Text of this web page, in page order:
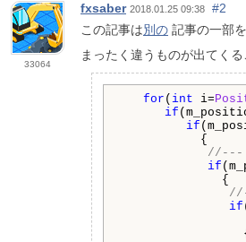
33064
fxsaber 2018.01.25 09:38
#2
この記事は別の 記事の一部
まったく違うものが出てく
for ( int i=
if
if
{
//---
if
{
if